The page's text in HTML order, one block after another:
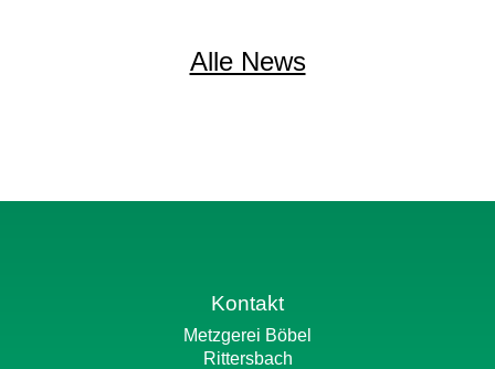
Alle News
Kontakt
Metzgerei Böbel
Rittersbach